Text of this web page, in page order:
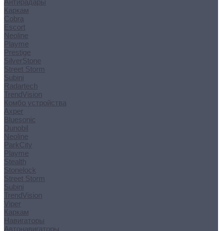
Антирадары
Каркам
Cobra
Escort
Neoline
Playme
Prestige
SilverStone
Street Storm
Subini
Radartech
TrendVision
Комбо устройства
Axper
Bluesonic
Dunobil
Neoline
ParkCity
Playme
Stealth
Stonelock
Street Storm
Subini
TrendVision
Viper
Каркам
Навигаторы
Автонавигаторы